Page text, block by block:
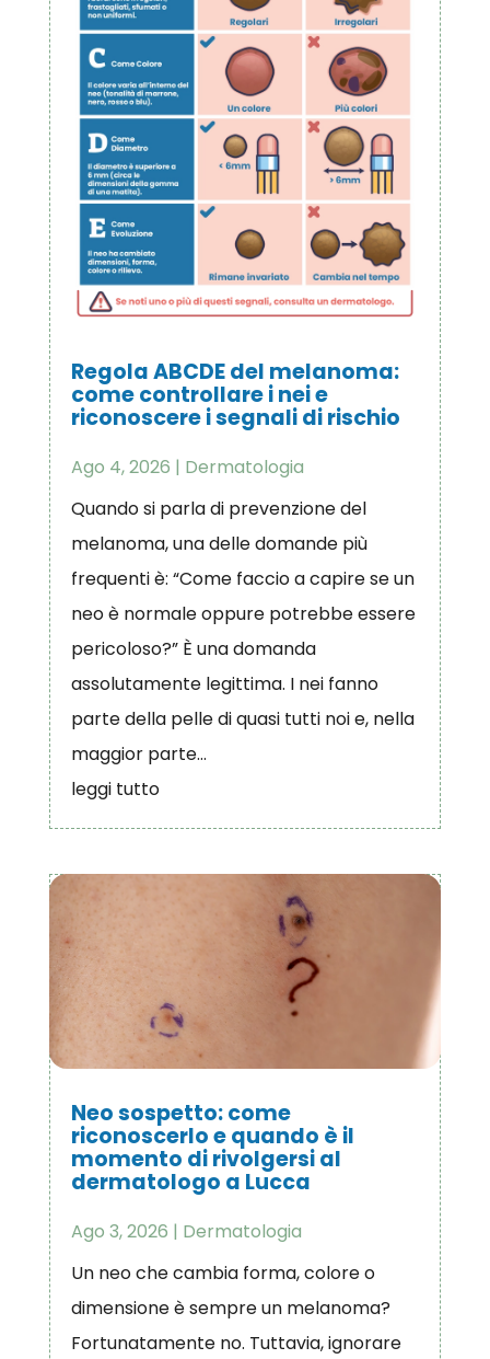
Regola ABCDE del melanoma:
come controllare i nei e
riconoscere i segnali di rischio
Ago 4, 2026 | Dermatologia
Quando si parla di prevenzione del
melanoma, una delle domande più
frequenti è: “Come faccio a capire se un
neo è normale oppure potrebbe essere
pericoloso?” È una domanda
assolutamente legittima. I nei fanno
parte della pelle di quasi tutti noi e, nella
maggior parte...
leggi tutto
Neo sospetto: come
riconoscerlo e quando è il
momento di rivolgersi al
dermatologo a Lucca
Ago 3, 2026 | Dermatologia
Un neo che cambia forma, colore o
dimensione è sempre un melanoma?
Fortunatamente no. Tuttavia, ignorare